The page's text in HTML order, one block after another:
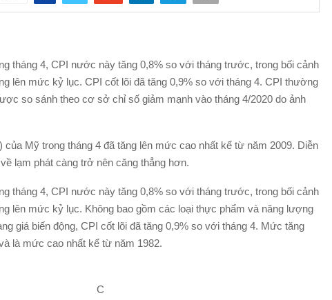
tháng 4, CPI nước này tăng 0,8% so với tháng trước, trong bối cảnh
lên mức kỷ lục. CPI cốt lõi đã tăng 0,9% so với tháng 4. CPI thường
so sánh theo cơ sở chỉ số giảm mạnh vào tháng 4/2020 do ảnh
của Mỹ trong tháng 4 đã tăng lên mức cao nhất kể từ năm 2009. Diễn
lạm phát càng trở nên căng thẳng hơn.
tháng 4, CPI nước này tăng 0,8% so với tháng trước, trong bối cảnh
lên mức kỷ lục. Không bao gồm các loại thực phẩm và năng lượng
giá biến động, CPI cốt lõi đã tăng 0,9% so với tháng 4. Mức tăng
là mức cao nhất kể từ năm 1982.
C